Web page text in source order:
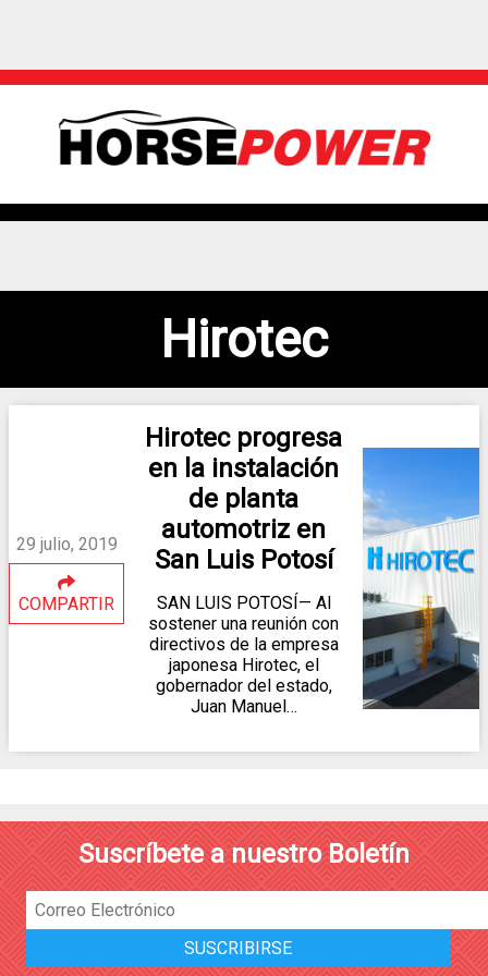
Hirotec
29 julio, 2019
COMPARTIR
Hirotec progresa
en la instalación
de planta
automotriz en
San Luis Potosí
SAN LUIS POTOSÍ— Al
sostener una reunión con
directivos de la empresa
japonesa Hirotec, el
gobernador del estado,
Juan Manuel…
Suscríbete a nuestro Boletín